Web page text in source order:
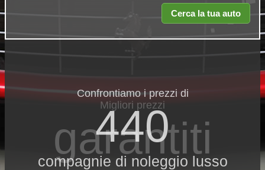
Confrontiamo i prezzi di
440
compagnie di noleggio lusso
Migliori prezzi
garantiti